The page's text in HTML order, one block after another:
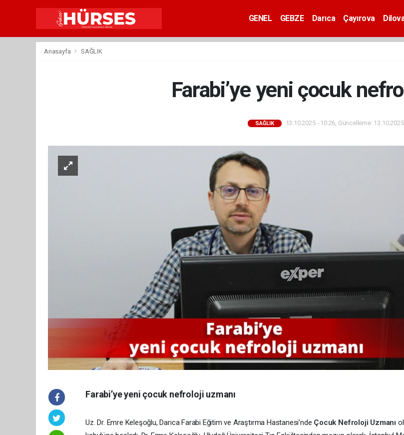
GENEL GEBZE Darıca Çayırova
Anasayfa SAĞLIK
Farabi’ye yeni çocuk
SAĞLIK 13.10.2025 - 10:26, Güncelleme:
Farabi’ye yeni çocuk nefroloji uzmanı
Uz. Dr. Emre Keleşoğlu, Darıca Farabi Eğitim ve Araştırma Hastanesi'nde Çocuk Nefroloji Uzmanı